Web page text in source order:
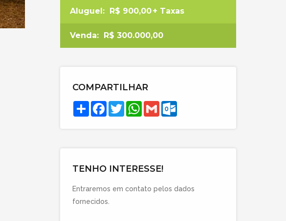
Aluguel: R$ 900,00+ Taxas
Venda: R$ 300.000,00
COMPARTILHAR
Compartilhar
Facebook
Twitter
WhatsApp
Gmail
TENHO INTERESSE!
Entraremos em contato pelos dados
fornecidos.